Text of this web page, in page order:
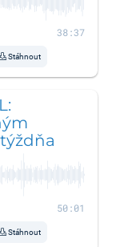
38:37
Stáhnout
50:01
Stáhnout